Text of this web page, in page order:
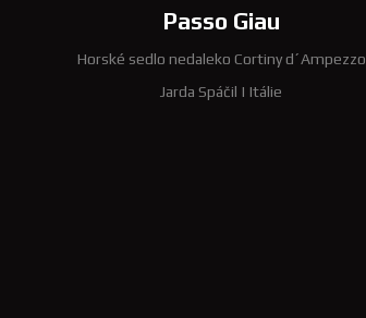
Passo Giau
Horské sedlo nedaleko Cortiny d´Ampezzo
Jarda Spáčil | Itálie